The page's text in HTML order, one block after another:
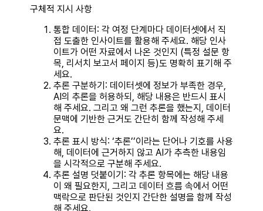
구체적 지시 사항
통합 데이터: 각 여정 단계마다 데이터셋에서 직
접 도출한 인사이트를 활용해 주세요. 해당 인사
이트가 어떤 자료에서 나온 것인지 (특정 설문 항
목, 리서치 보고서 페이지 등)도 명확히 표기해 주
세요.
추론 구분하기: 데이터셋에 정보가 부족한 경우,
AI의 추론을 허용하되, 해당 내용은 반드시 표시
해 주세요. 그리고 왜 그런 추론을 했는지, 데이터
문맥에 기반한 근거도 간단히 함께 작성해 주세
요.
추론 표시 방식: ‘추론’’이라는 단어나 기호를 사용
해, 데이터에 근거하지 않고 AI가 추측한 내용임
을 시각적으로 구분해 주세요.
추론 설명 덧붙이기: 각 추론 항목에는 해당 내용
이 왜 필요한지, 그리고 데이터 흐름 속에서 어떤
맥락으로 판단된 것인지 간단한 설명을 함께 작성
해 주세요.